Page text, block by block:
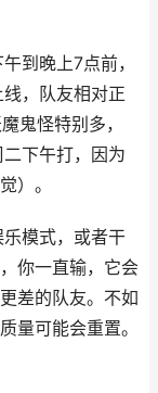
到晚上7点前，
，队友相对正
鬼怪特别多，
下午打，因为
）。
模式，或者干
你一直输，它会
差的队友。不如
量可能会重置。